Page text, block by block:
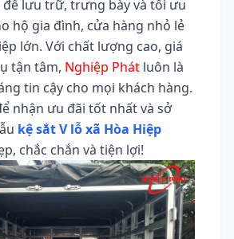
lưu trữ, trưng bày và tối ưu
hộ gia đình, cửa hàng nhỏ lẻ
lớn. Với chất lượng cao, giá
tận tâm, Nghiệp Phát luôn là
tin cậy cho mọi khách hàng.
nhận ưu đãi tốt nhất và sở
kệ sắt V lỗ xã Hòa Hiệp
chắc chắn và tiện lợi!